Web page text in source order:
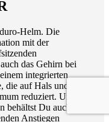
Helm. Die
mit der
das Gehirn bei
integrierten
die auf Hals und
reduziert. Und
behältst Du auch
Anstiegen